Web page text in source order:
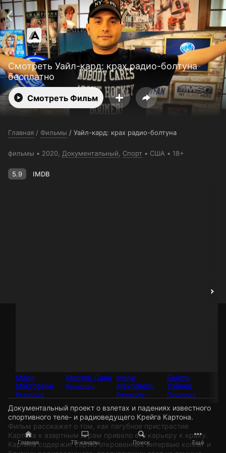
Главная ТВ-каналы Поиск Ещё
Смотреть Уайл-кард: крах радио-болтуна
бесплатно
Смотреть Фильм
Главная / Фильмы / Уайл-кард: крах радио-болтуна
фильмы 2020, Документальный Спорт США 18+
5.9 IMDB
Мари
Макговерн
Режиссёр
Мартин Данн
Режиссёр
Мэри
Макговерн
Режиссёр
Бентли
Уэйнер
Продюсер
Документальный проект о взлетах и падениях известного
спортивного теле- и радиоведущего Крейга Картона.
Фильм расскажет о том, как пагубное пристрастие
Картона к азартным играм привело его карьеру к краху.
Картина содержит серию откровенных интервью коллег и
Поддержка:support@24h.tv
О сервисе
Пользовательское соглашение
Политика конфиденциальности
Для партнёров
Открыть приложение
Ввести промокод
Установить на ТВ
Бесплатные каналы Контакты